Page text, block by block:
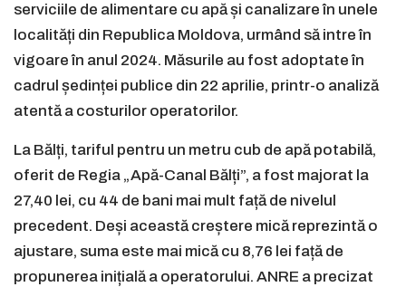
serviciile de alimentare cu apă și canalizare în unele
localități din Republica Moldova, urmând să intre în
vigoare în anul 2024. Măsurile au fost adoptate în
cadrul ședinței publice din 22 aprilie, printr-o analiză
atentă a costurilor operatorilor.
La Bălți, tariful pentru un metru cub de apă potabilă,
oferit de Regia „Apă-Canal Bălți”, a fost majorat la
27,40 lei, cu 44 de bani mai mult față de nivelul
precedent. Deși această creștere mică reprezintă o
ajustare, suma este mai mică cu 8,76 lei față de
propunerea inițială a operatorului. ANRE a precizat